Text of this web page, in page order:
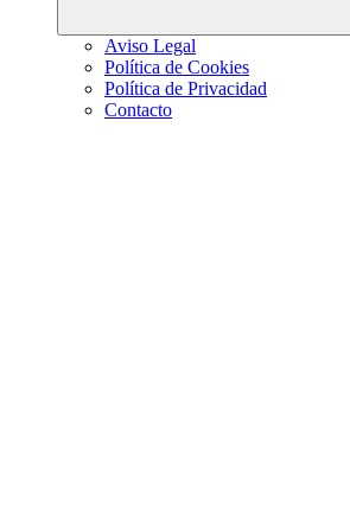
Aviso Legal
Política de Cookies
Política de Privacidad
Contacto